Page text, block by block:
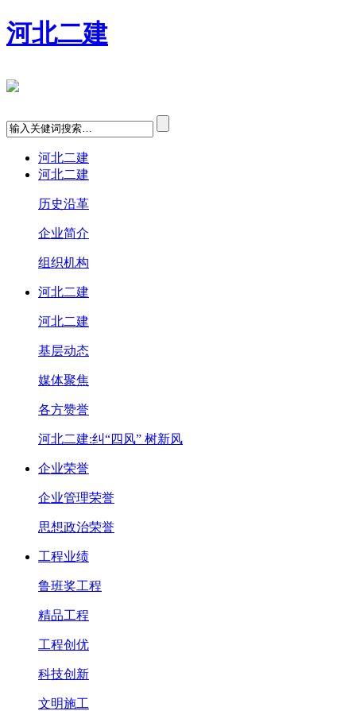
河北二建
河北二建
河北二建
历史沿革
企业简介
组织机构
河北二建
河北二建
基层动态
媒体聚焦
各方赞誉
河北二建:纠“四风” 树新风
企业荣誉
企业管理荣誉
思想政治荣誉
工程业绩
鲁班奖工程
精品工程
工程创优
科技创新
文明施工